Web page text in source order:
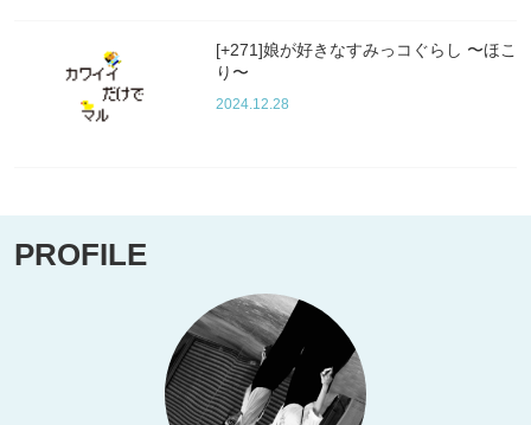
[+271]娘が好きなすみっコぐらし 〜ほこ
り〜
2024.12.28
PROFILE